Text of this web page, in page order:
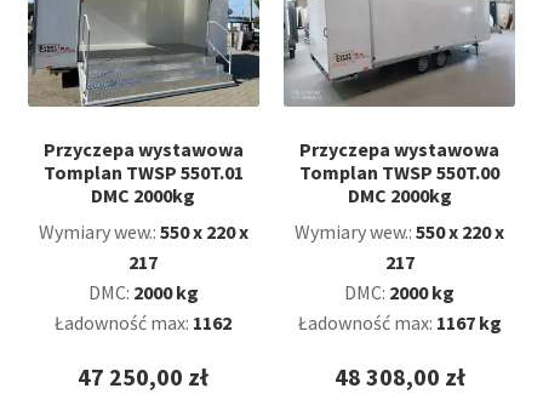
Przyczepa wystawowa
Tomplan TWSP 550T.01
DMC 2000kg
Wymiary wew.: 550 x 220 x
217
DMC: 2000 kg
Ładowność max: 1162
47 250,00 zł
Przyczepa wystawowa
Tomplan TWSP 550T.00
DMC 2000kg
Wymiary wew.:550 x 220 x
217
DMC: 2000 kg
Ładowność max: 1167 kg
48 308,00 zł